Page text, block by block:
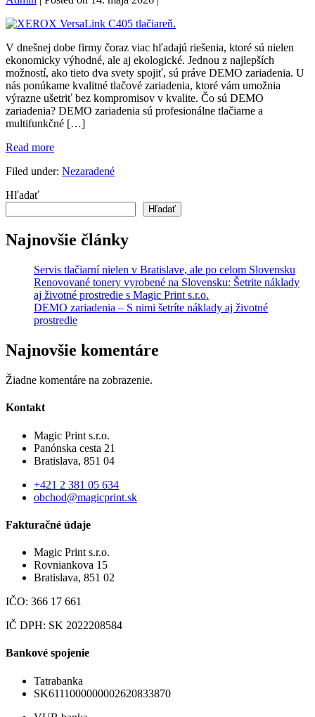
životné
prostredie
s Magic
Print
s.r.o.
DEMO
–
S nimi
šetríte
náklady
aj
životné
prostredie
V dnešnej dobe firmy čoraz viac hľadajú riešenia, ktoré sú nielen
ekonomicky výhodné, ale aj ekologické. Jednou z najlepších
možností, ako tieto dva svety spojiť, sú práve DEMO zariadenia. U
nás ponúkame kvalitné tlačové zariadenia, ktoré vám umožnia
výrazne ušetriť bez kompromisov v kvalite. Čo sú DEMO
zariadenia? DEMO zariadenia sú profesionálne tlačiarne a
multifunkčné […]
Read moreDEMO
–
životné
prostredie
Filed under: Nezaradené
Hľadať
Hľadať
Najnovšie články
Servis tlačiarní nielen v Bratislave, ale po celom Slovensku
Renovované tonery vyrobené na Slovensku: Šetrite náklady
aj životné prostredie s Magic Print s.r.o.
DEMO zariadenia – S nimi šetríte náklady aj životné
prostredie
Najnovšie komentáre
Žiadne komentáre na zobrazenie.
Kontakt
Magic Print s.r.o.
Panónska cesta 21
Bratislava, 851 04
+421 2 381 05 634
obchod@magicprint.sk
Fakturačné údaje
Magic Print s.r.o.
Rovniankova 15
Bratislava, 851 02
IČO: 366 17 661
IČ DPH: SK 2022208584
Bankové spojenie
Tatrabanka
SK6111000000002620833870